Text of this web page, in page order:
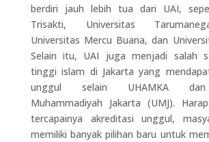
berdiri jauh lebih tua dari UAI,
Trisakti, Universitas
Universitas Mercu Buana, dan
Selain itu, UAI juga menjadi salah
tinggi islam di Jakarta yang
unggul selain UHAMKA dan
Muhammadiyah Jakarta (UMJ).
tercapainya akreditasi unggul,
memiliki banyak pilihan baru untuk